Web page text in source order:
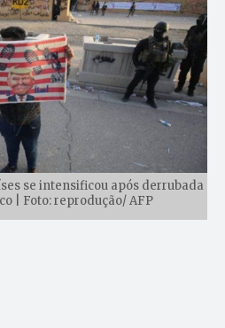
se intensificou após derrubada
| Foto: reprodução/ AFP